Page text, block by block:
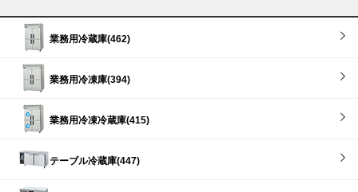
業務用冷蔵庫(462)
業務用冷凍庫(394)
業務用冷凍冷蔵庫(415)
テーブル冷蔵庫(447)